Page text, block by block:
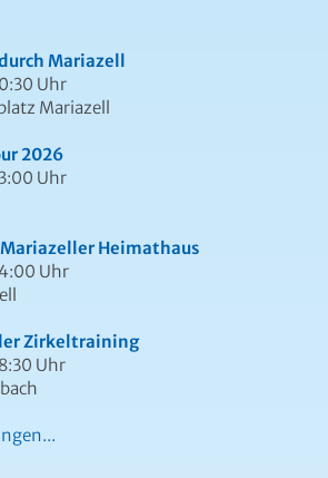
Mariazell
Uhr
Mariazell
2026
Uhr
Heimathaus
Uhr
Zirkeltraining
Uhr